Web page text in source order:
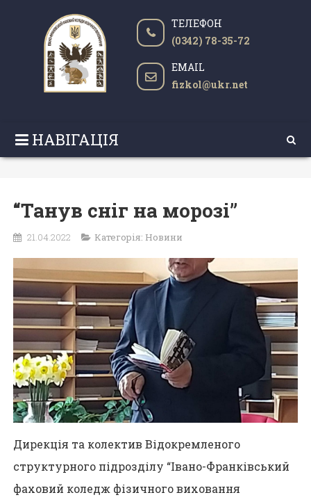
ТЕЛЕФОН
(0342) 78-35-72
EMAIL
fizkol@ukr.net
НАВІГАЦІЯ
“Танув сніг на морозі”
21.04.2022 Категорія: Новини
Дирекція та колектив Відокремленого
структурного підрозділу “Івано-Франківський
фаховий коледж фізичного виховання